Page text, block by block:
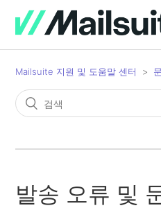
Mailsuite 지원 및 도움말 센터
발송 오류 및